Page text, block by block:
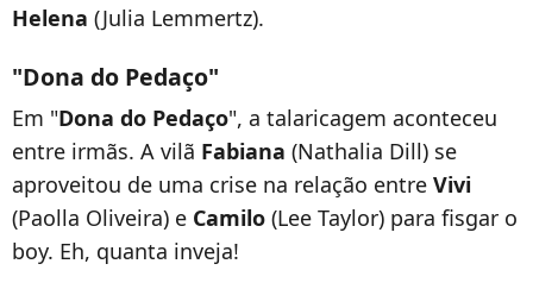
Helena (Julia Lemmertz).
"Dona do Pedaço"
Em "Dona do Pedaço", a talaricagem aconteceu
entre irmãs. A vilã Fabiana (Nathalia Dill) se
aproveitou de uma crise na relação entre Vivi
(Paolla Oliveira) e Camilo (Lee Taylor) para fisgar o
boy. Eh, quanta inveja!